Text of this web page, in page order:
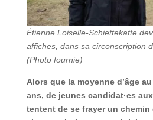
Étienne Loiselle-Schiettekatte
affiches, dans sa circonscription
(Photo fournie)
Alors que la moyenne d’âge
ans, de jeunes candidat·es
tentent de se frayer un chemin